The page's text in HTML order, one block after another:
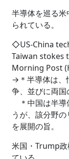
半導体を巡る
られている。
◇US-China
Taiwan stokes
Morning Post
→＊半導体は、
争、並びに両国
＊中国は半導
うが、該分野
を展開の旨。
米国・Trump